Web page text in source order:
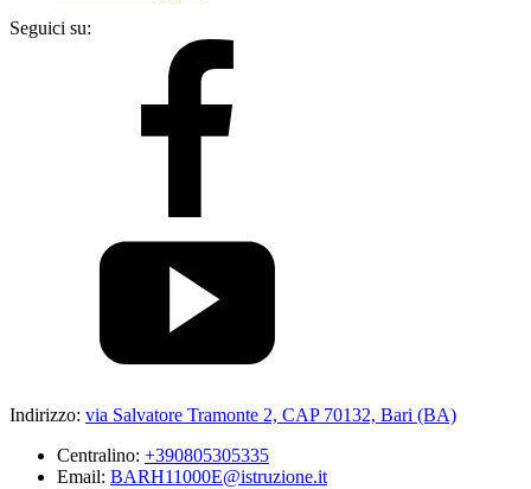
Seguici su:
Indirizzo: via Salvatore Tramonte 2, CAP 70132, Bari (BA)
Centralino: +390805305335
Email: BARH11000E@istruzione.it